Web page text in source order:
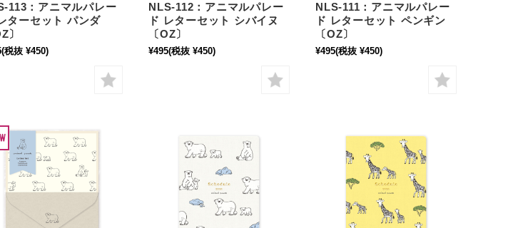
113：アニマルパレー
ターセット パンダ
〕
(税抜 ¥450)
NLS-112：アニマルパレー
ド レターセット シバイヌ
〔OZ〕
¥495(税抜 ¥450)
NLS-111：アニマルパレー
ド レターセット ペンギン
〔OZ〕
¥495(税抜 ¥450)